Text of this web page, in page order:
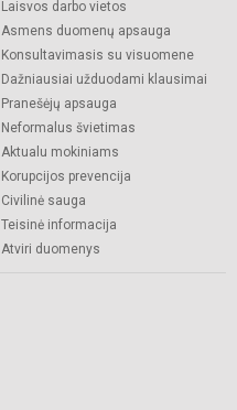
Laisvos darbo vietos
Asmens duomenų apsauga
Konsultavimasis su visuomene
Dažniausiai užduodami klausimai
Pranešėjų apsauga
Neformalus švietimas
Aktualu mokiniams
Korupcijos prevencija
Civilinė sauga
Teisinė informacija
Atviri duomenys